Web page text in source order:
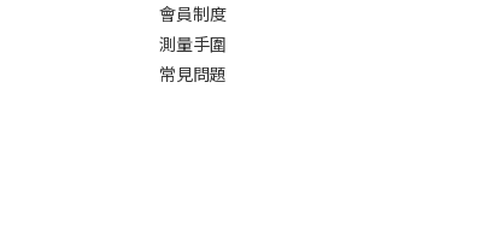
會員制度
測量手圍
常見問題